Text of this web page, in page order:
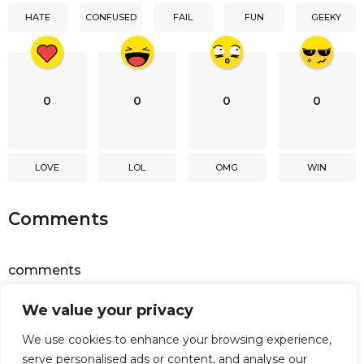
We value your privacy
We use cookies to enhance your browsing experience,
serve personalised ads or content, and analyse our
HATE CONFUSED FAIL FUN GEEKY
0
LOVE
0
LOL
0
OMG
0
WIN
Comments
comments
Facebook Comments